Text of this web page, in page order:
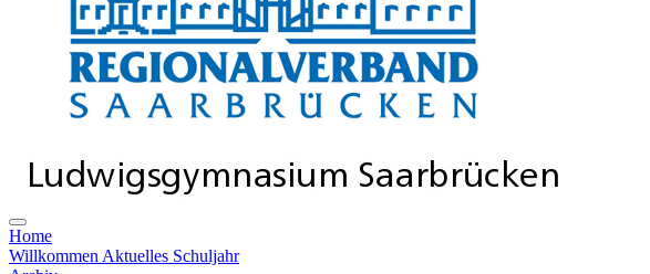
Home
Willkommen Aktuelles Schuljahr